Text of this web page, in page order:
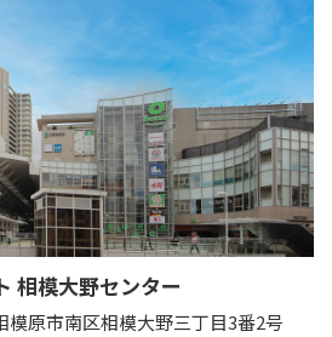
相模大野センター
模原市南区相模大野三丁目3番2号